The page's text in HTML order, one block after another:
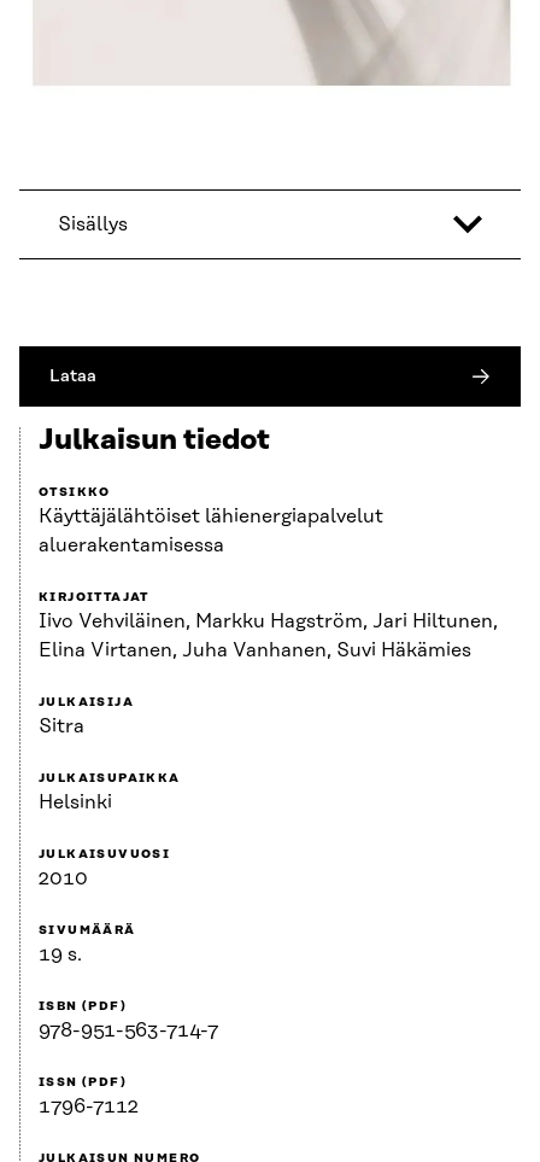
Sisällys
Lataa
Julkaisun tiedot
OTSIKKO
Käyttäjälähtöiset lähienergiapalvelut
aluerakentamisessa
KIRJOITTAJAT
Iivo Vehviläinen, Markku Hagström, Jari Hiltunen,
Elina Virtanen, Juha Vanhanen, Suvi Häkämies
JULKAISIJA
Sitra
JULKAISUPAIKKA
Helsinki
JULKAISUVUOSI
2010
SIVUMÄÄRÄ
19 s.
ISBN (PDF)
978-951-563-714-7
ISSN (PDF)
1796-7112
JULKAISUN NUMERO